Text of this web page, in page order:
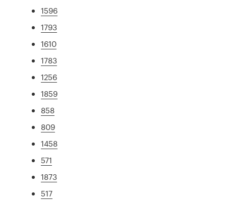
1596
1793
1610
1783
1256
1859
858
809
1458
571
1873
517